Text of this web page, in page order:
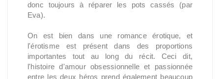
donc toujours à réparer les pots cassés (par
Eva).
On est bien dans une romance érotique, et
l'érotisme est présent dans des proportions
importantes tout au long du récit. Ceci dit,
l'histoire d'amour obsessionnelle et passionnée
entre les deux héros prend également beaucoup